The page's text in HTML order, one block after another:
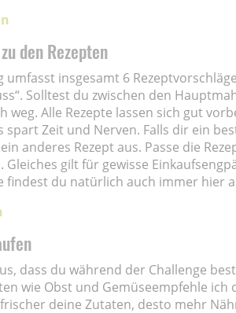
den Rezepten
umfasst insgesamt 6
Solltest du zwischen den
weg. Alle Rezepte lassen sich gut
spart Zeit und Nerven. Falls dir ein
anderes Rezept aus. Passe die
Gleiches gilt für gewisse
findest du natürlich auch immer hier
dass du während der Challenge
wie Obst und Gemüseempfehle
frischer deine Zutaten, desto mehr